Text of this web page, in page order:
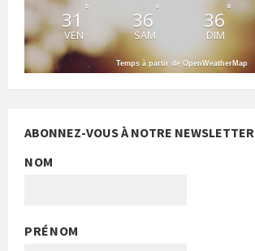
31 °
VEN
36 °
SAM
36°
DIM
Temps à partir de OpenWeatherMap
ABONNEZ-VOUS À NOTRE NEWSLETTER
NOM
PRÉNOM